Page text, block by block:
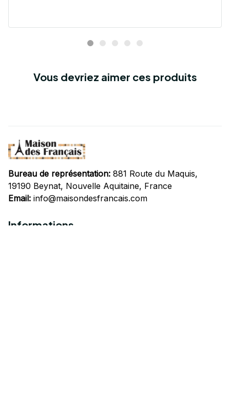
Vous devriez aimer ces produits
Bureau de représentation: 881 Route du Maquis,
19190 Beynat, Nouvelle Aquitaine, France
Email: info@maisondesfrancais.com
Informations